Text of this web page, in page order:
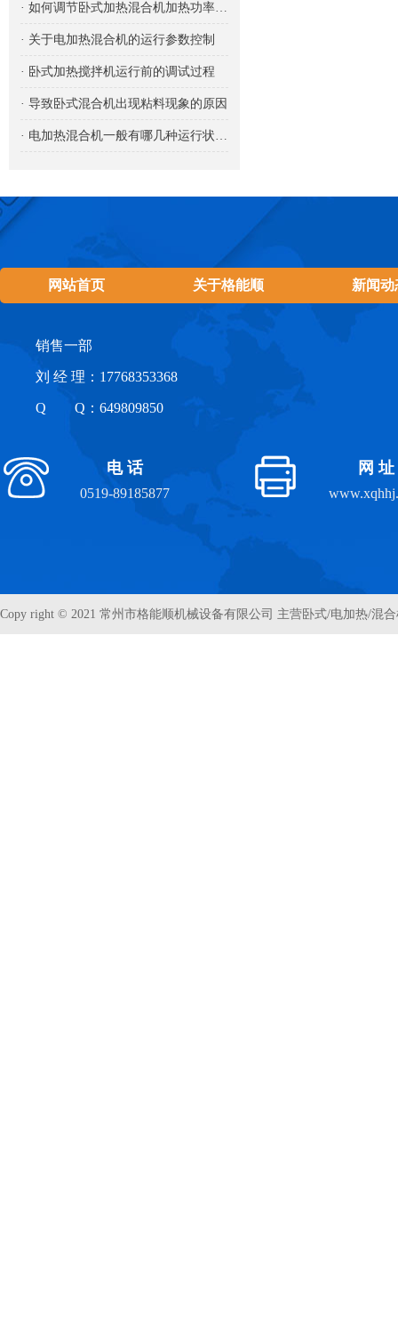
· 如何调节卧式加热混合机加热功率的大小
· 关于电加热混合机的运行参数控制
· 卧式加热搅拌机运行前的调试过程
· 导致卧式混合机出现粘料现象的原因
· 电加热混合机一般有哪几种运行状态？
网站首页 关于格能顺 新闻动
销售一部
刘 经 理：17768353368
Q Q：649809850
电 话
0519-89185877
网 址
Copy right © 2021 常州市格能顺机械设备有限公司 主营卧式/电加热/混